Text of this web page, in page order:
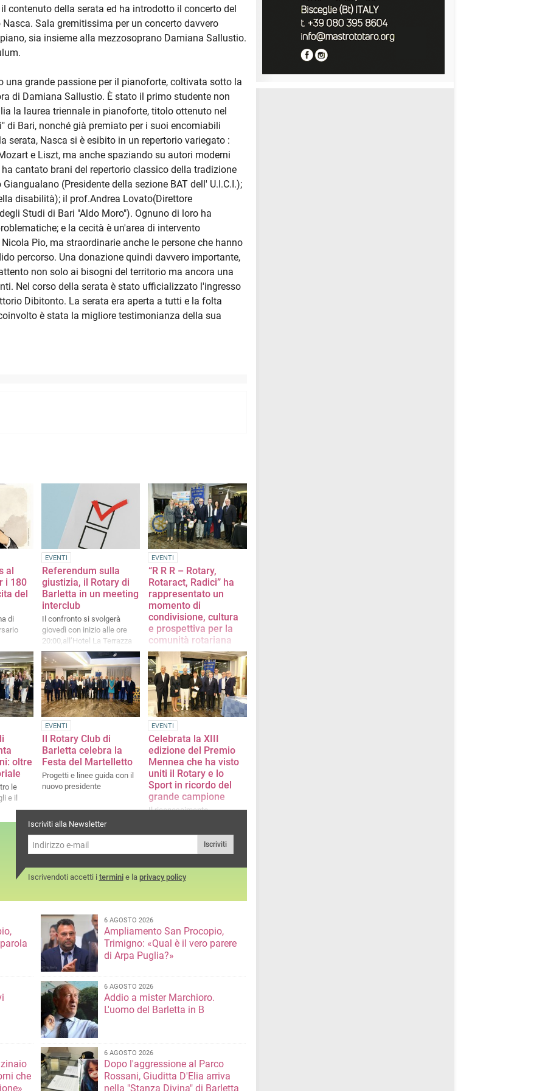
contenuto della serata ed ha introdotto il concerto del
Sala gremitissima per un concerto davvero
sia insieme alla mezzosoprano Damiana Sallustio.
una grande passione per il pianoforte, coltivata sotto la
di Damiana Sallustio. È stato il primo studente non
la laurea triennale in pianoforte, titolo ottenuto nel
di Bari, nonché già premiato per i suoi encomiabili
serata, Nasca si è esibito in un repertorio variegato :
e Liszt, ma anche spaziando su autori moderni
cantato brani del repertorio classico della tradizione
(Presidente della sezione BAT dell' U.I.C.I.);
disabilità); il prof.Andrea Lovato(Direttore
Studi di Bari "Aldo Moro"). Ognuno di loro ha
e la cecità è un'area di intervento
Pio, ma straordinarie anche le persone che hanno
percorso. Una donazione quindi davvero importante,
non solo ai bisogni del territorio ma ancora una
Nel corso della serata è stato ufficializzato l'ingresso
Dibitonto. La serata era aperta a tutti e la folta
è stata la migliore testimonianza della sua
al
i 180
del
di
EVENTI
Referendum sulla
giustizia, il Rotary di
Barletta in un meeting
interclub
Il confronto si svolgerà
giovedì con inizio alle ore
20:00,all’Hotel La Terrazza
EVENTI
“R R R – Rotary,
Rotaract, Radici” ha
rappresentato un
momento di
condivisione, cultura
e prospettiva per la
comunità rotariana
Giuseppe Arcieri promotore
dell'iniziativa ha creato un
appuntamento dedicato alla
comunità
oltre
le
e il
EVENTI
Il Rotary Club di
Barletta celebra la
Festa del Martelletto
Progetti e linee guida con il
nuovo presidente
EVENTI
Celebrata la XIII
edizione del Premio
Mennea che ha visto
uniti il Rotary e lo
Sport in ricordo del
grande campione
Il riconoscimento
campione Italiano categoria
Under16, specialità Lancio
Iscriviti alla Newsletter
Iscriviti
Iscrivendoti accetti i terminie la privacy policy
6 AGOSTO 2026
Ampliamento San Procopio,
Trimigno: «Qual è il vero parere
di Arpa Puglia?»
6 AGOSTO 2026
Addio a mister Marchioro.
L'uomo del Barletta in B
che
6 AGOSTO 2026
Dopo l'aggressione al Parco
Rossani, Giuditta D'Elia arriva
nella "Stanza Divina" di Barletta